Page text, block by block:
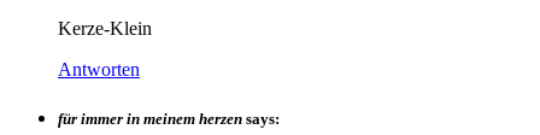
Kerze-Klein
Antworten
für immer in meinem herzen says: